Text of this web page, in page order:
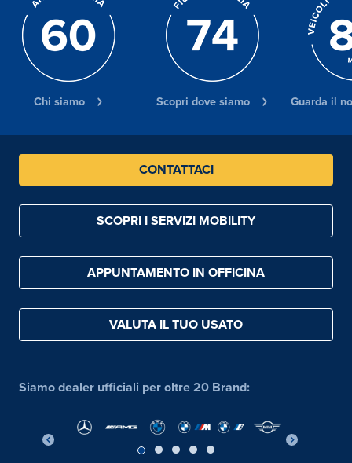
Chi siamo Scopri dove siamo Guarda il
CONTATTACI
SCOPRI I SERVIZI MOBILITY
APPUNTAMENTO IN OFFICINA
VALUTA IL TUO USATO
Siamo dealer ufficiali per oltre 20 Brand: